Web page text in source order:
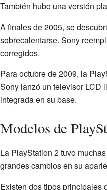
También hubo una versión
A finales de 2005, se
sobrecalentarse. Sony
corregidos.
Para octubre de 2009, la
Sony lanzó un televisor LCD
integrada en su base.
Modelos de
La PlayStation 2 tuvo
grandes cambios en su
Existen dos tipos principales